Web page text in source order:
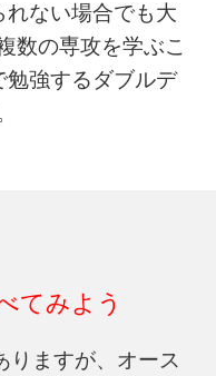
ない場合でも大
数の専攻を学ぶこ
勉強するダブルデ
てみよう
りますが、オース